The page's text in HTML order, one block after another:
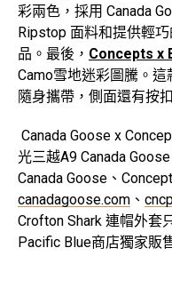
彩兩色，採用 Canada
Ripstop 面料和提供輕
品。最後， Concepts x
Camo雪地迷彩圖騰。
隨身攜帶，側面還有按
Canada Goose x
光三越A9 Canada
Canada Goose、
canadagoose.com 、
Crofton Shark 連帽外套
Pacific Blue商店獨家販